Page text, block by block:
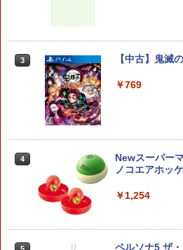
3
ドラゴンクエ
or Nintendo
NAL
ーター コント
PS5 XBOX
ch PC X-input
￥4,980
4
【店内全品
3 【中古】鬼滅
￥769
4
Newスーパー
ノコエアホッ
￥1,254
ペルソナ5 ザ